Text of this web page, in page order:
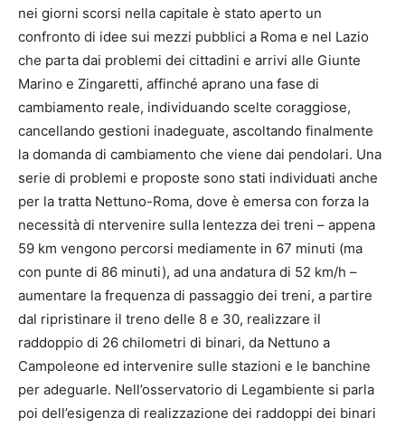
nei giorni scorsi nella capitale è stato aperto un
confronto di idee sui mezzi pubblici a Roma e nel Lazio
che parta dai problemi dei cittadini e arrivi alle Giunte
Marino e Zingaretti, affinché aprano una fase di
cambiamento reale, individuando scelte coraggiose,
cancellando gestioni inadeguate, ascoltando finalmente
la domanda di cambiamento che viene dai pendolari. Una
serie di problemi e proposte sono stati individuati anche
per la tratta Nettuno-Roma, dove è emersa con forza la
necessità di ntervenire sulla lentezza dei treni – appena
59 km vengono percorsi mediamente in 67 minuti (ma
con punte di 86 minuti), ad una andatura di 52 km/h –
aumentare la frequenza di passaggio dei treni, a partire
dal ripristinare il treno delle 8 e 30, realizzare il
raddoppio di 26 chilometri di binari, da Nettuno a
Campoleone ed intervenire sulle stazioni e le banchine
per adeguarle. Nell’osservatorio di Legambiente si parla
poi dell’esigenza di realizzazione dei raddoppi dei binari